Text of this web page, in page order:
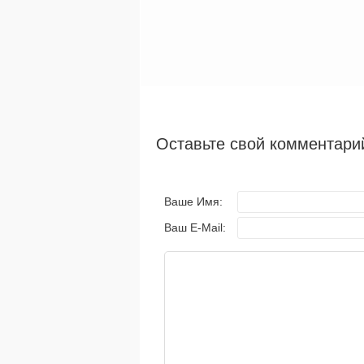
Оставьте свой
Ваше Имя:
Ваш E-Mail: